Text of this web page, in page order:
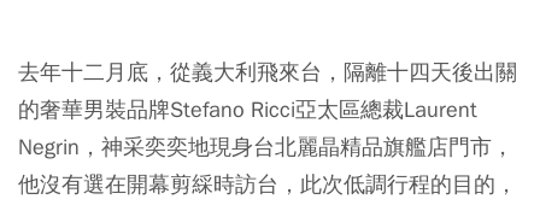
去年十二月底，從義大利飛來台，隔離十四天後出關
的奢華男裝品牌Stefano Ricci亞太區總裁Laurent
Negrin，神采奕奕地現身台北麗晶精品旗艦店門市，
他沒有選在開幕剪綵時訪台，此次低調行程的目的，